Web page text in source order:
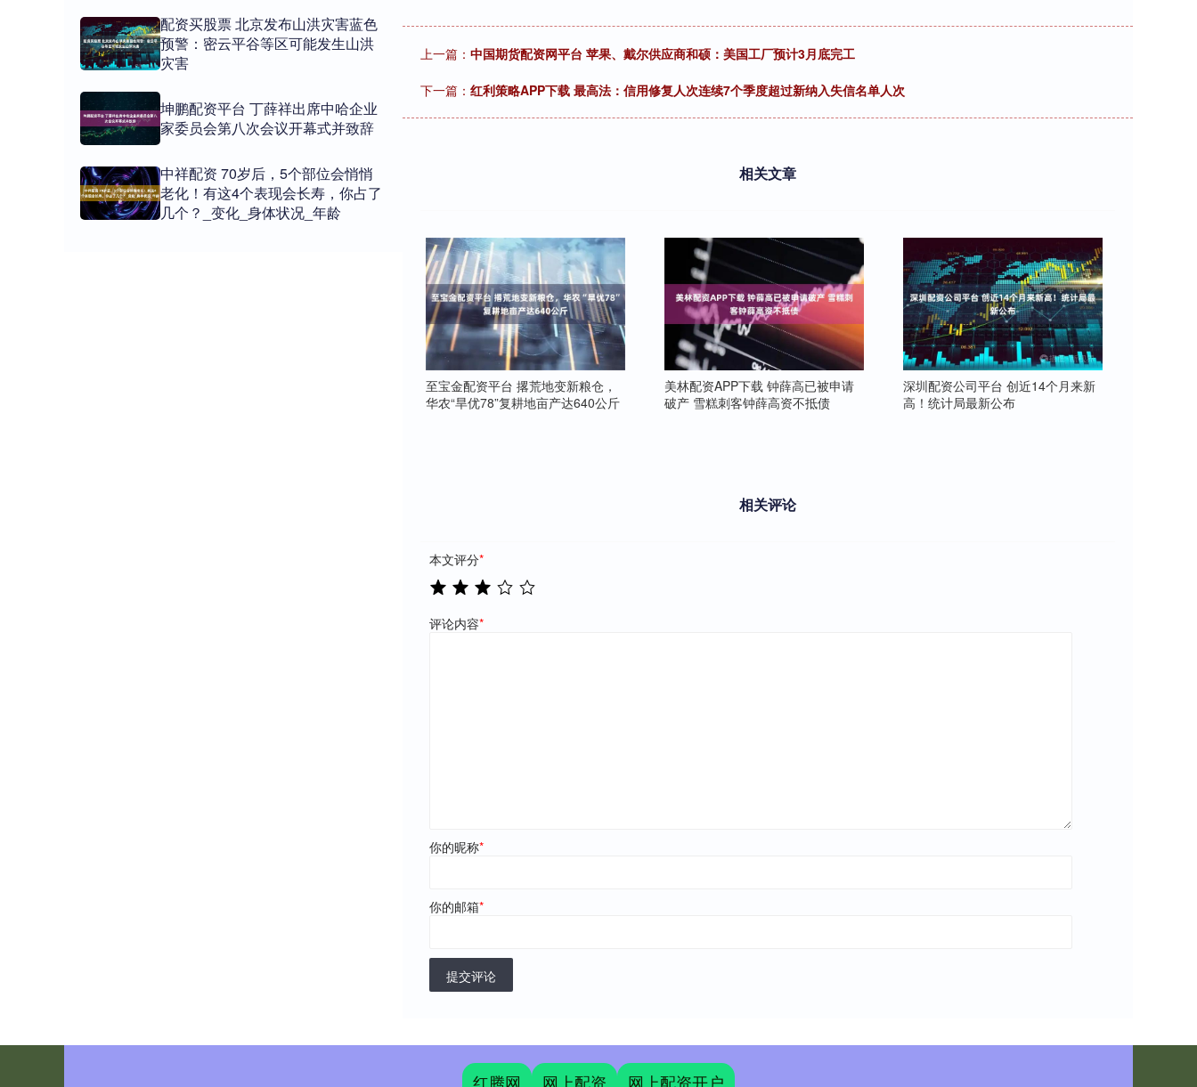
上一篇： 中国期货配资网平台 苹果、戴尔供应商和硕：美国工厂预计3月底完工
下一篇： 红利策略APP下载 最高法：信用修复人次连续7个季度超过新纳入失信名单人次
相关文章
至宝金配资平台 撂荒地变新粮仓，
华农“旱优78”复耕地亩产达640公斤
美林配资APP下载 钟薛高已被申请
破产 雪糕刺客钟薛高资不抵债
深圳配资公司平台 创近14个月来新
高！统计局最新公布
相关评论
本文评分*
评论内容*
你的昵称*
你的邮箱*
提交评论
配资买股票 北京发布山洪灾害蓝色
预警：密云平谷等区可能发生山洪
灾害
坤鹏配资平台 丁薛祥出席中哈企业
家委员会第八次会议开幕式并致辞
中祥配资 70岁后，5个部位会悄悄
老化！有这4个表现会长寿，你占了
几个？_变化_身体状况_年龄
红腾网 网上配资 网上配资开户